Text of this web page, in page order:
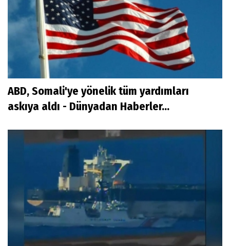
ABD, Somali'ye yönelik tüm yardımları
askıya aldı - Dünyadan Haberler...